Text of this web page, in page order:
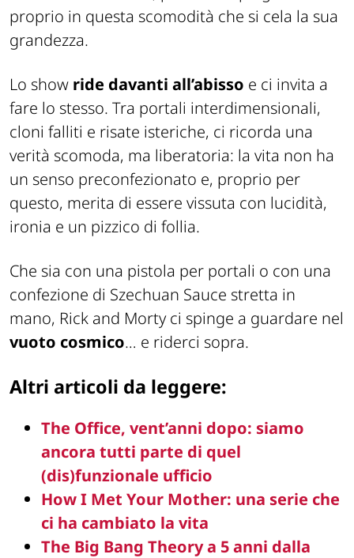
proprio in questa scomodità che si cela la sua
grandezza.
Lo show ride davanti all’abisso e ci invita a
fare lo stesso. Tra portali interdimensionali,
cloni falliti e risate isteriche, ci ricorda una
verità scomoda, ma liberatoria: la vita non ha
un senso preconfezionato e, proprio per
questo, merita di essere vissuta con lucidità,
ironia e un pizzico di follia.
Che sia con una pistola per portali o con una
confezione di Szechuan Sauce stretta in
mano, Rick and Morty ci spinge a guardare nel
vuoto cosmico… e riderci sopra.
Altri articoli da leggere:
The Office, vent’anni dopo: siamo
ancora tutti parte di quel
(dis)funzionale ufficio
How I Met Your Mother: una serie che
ci ha cambiato la vita
The Big Bang Theory a 5 anni dalla